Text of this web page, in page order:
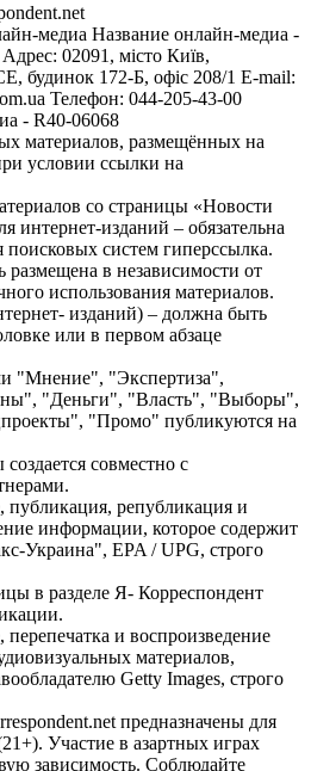
медиа Название онлайн-медиа -
02091, місто Київ,
172-Б, офіс 208/1 E-mail:
Телефон: 044-205-43-00
- R40-06068
материалов, размещённых на
условии ссылки на
со страницы «Новости
интернет-изданий – обязательна
поисковых систем гиперссылка.
в независимости от
использования материалов.
изданий) – должна быть
или в первом абзаце
"Мнение", "Экспертиза",
"Деньги", "Власть", "Выборы",
"Промо" публикуются на
совместно с
републикация и
информации, которое содержит
Украина", EPA / UPG, строго
в разделе Я- Корреспондент
и воспроизведение
материалов,
Getty Images, строго
предназначены для
Участие в азартных играх
зависимость. Соблюдайте